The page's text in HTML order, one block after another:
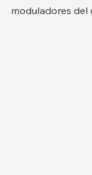
moduladores del